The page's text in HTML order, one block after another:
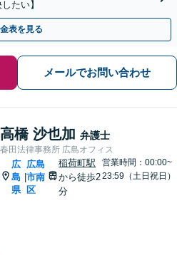
たい】
表を見る
メールでお問い合わせ
高橋 沙也加 弁護士
春田法律事務所 広島オフィス
広
島
県
広島
市南
区
稲荷町駅
から徒歩2
分
営業時間：00:00~
23:59（土日祝日）